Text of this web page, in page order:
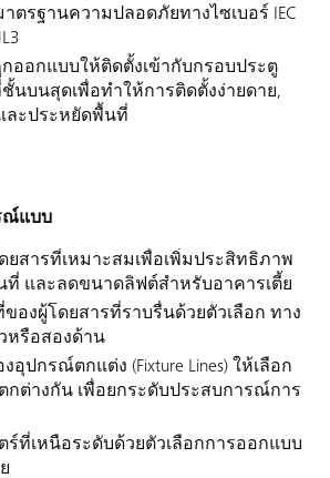
ตรฐานความปลอดภัยทางไซเบอร์ IEC
ออกแบบให้ติดตั้งเข้ากับกรอบประตู
นบนสุดเพื่อทำให้การติดตั้งง่ายดาย,
ละประหยัดพื้นที่
ณ์แบบ
ยสารที่เหมาะสมเพื่อเพิ่มประสิทธิภาพ
ที่ และลดขนาดลิฟต์สำหรับอาคารเตี้ย
องผู้โดยสารที่ราบรื่นด้วยตัวเลือก ทาง
หรือสองด้าน
อุปกรณ์ตกแต่ง (Fixture Lines) ให้เลือก
กต่างกัน เพื่อยกระดับประสบการณ์การ
ร์ที่เหนือระดับด้วยตัวเลือกการออกแบบ